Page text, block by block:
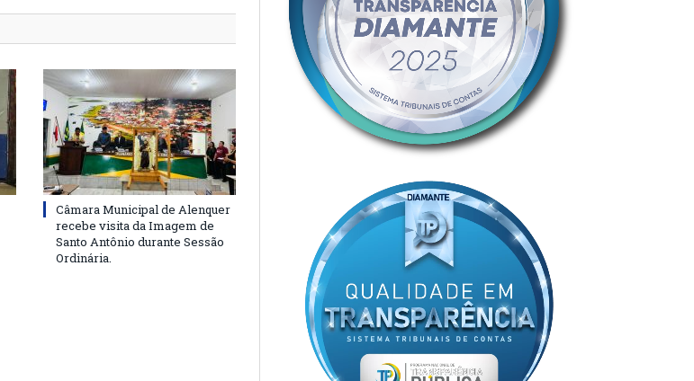
Câmara Municipal de Alenquer
recebe visita da Imagem de
Santo Antônio durante Sessão
Ordinária.